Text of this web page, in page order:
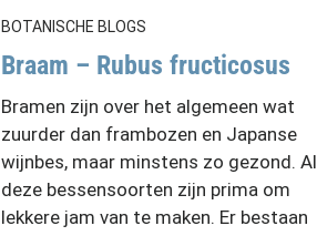
BOTANISCHE BLOGS
Braam – Rubus fructicosus
Bramen zijn over het algemeen wat
zuurder dan frambozen en Japanse
wijnbes, maar minstens zo gezond. Al
deze bessensoorten zijn prima om
lekkere jam van te maken. Er bestaan